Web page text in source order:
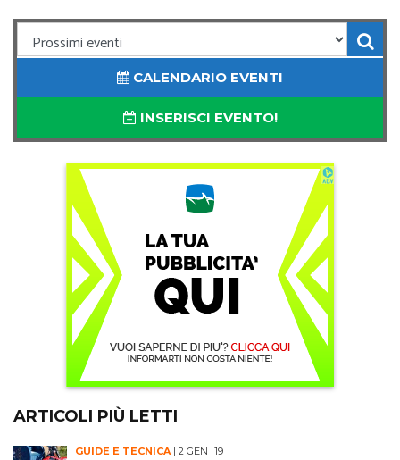
CALENDARIO EVENTI
INSERISCI EVENTO!
ARTICOLI PIÙ LETTI
GUIDE E TECNICA| 2 GEN '19